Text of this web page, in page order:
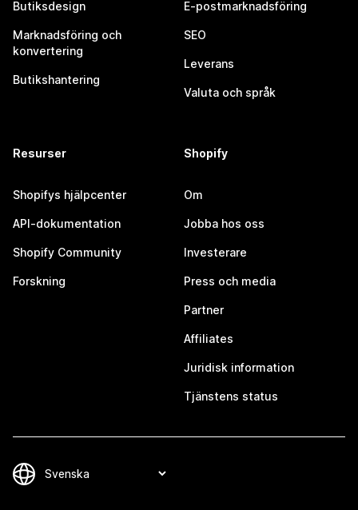
Butiksdesign
Marknadsföring och
konvertering
Butikshantering
E-postmarknadsföring
SEO
Leverans
Valuta och språk
Resurser
Shopifys hjälpcenter
API-dokumentation
Shopify Community
Forskning
Shopify
Om
Jobba hos oss
Investerare
Press och media
Partner
Affiliates
Juridisk information
Tjänstens status